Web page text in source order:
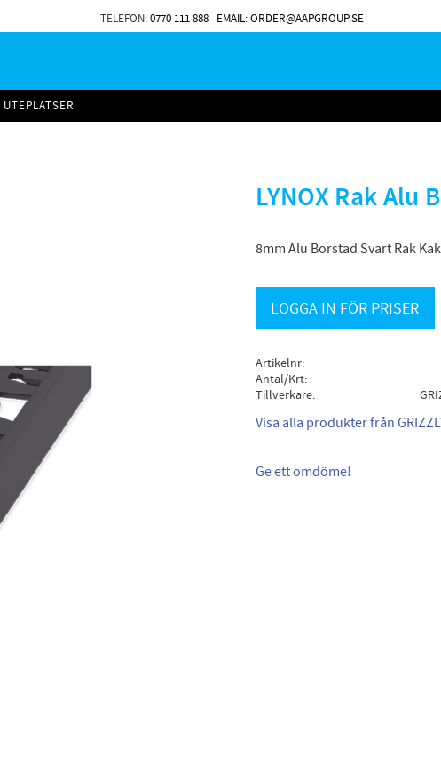
TELEFON:0770 111 888 EMAIL: ORDER@AAPGROUP.SE
UTEPLATSER
LYNOX Rak Alu
8mm Alu Borstad Svart Rak
LOGGA IN FÖR PRISER
Artikelnr
Antal/Krt
Tillverkare
Visa alla produkter från
Ge ett omdöme!